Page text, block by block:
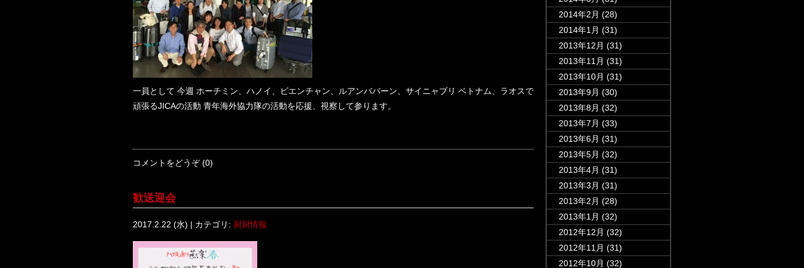
一員として 今週 ホーチミン、ハノイ、ビエンチャン、ルアンババーン、サイニャブリ ベトナム、ラオスで
頑張るJICAの活動 青年海外協力隊の活動を応援、視察して参ります。
コメントをどうぞ (0)
歓送迎会
2017.2.22 (水) | カテゴリ: 厨厨情報
2014年2月 (28)
2014年1月 (31)
2013年12月 (31)
2013年11月 (31)
2013年10月 (31)
2013年9月 (30)
2013年8月 (32)
2013年7月 (33)
2013年6月 (31)
2013年5月 (32)
2013年4月 (31)
2013年3月 (31)
2013年2月 (28)
2013年1月 (32)
2012年12月 (32)
2012年11月 (31)
2012年10月 (32)